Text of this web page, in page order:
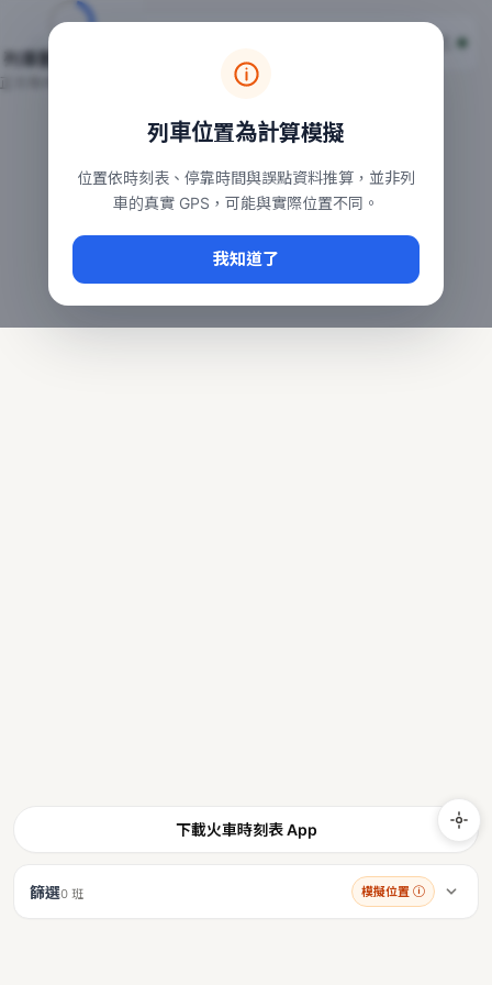
台鐵列車即時位置地圖
本頁顯示目前全台鐵運行中的列車位置，涵蓋自強、普悠瑪、
常用查詢：
、台中車站即時動態
台鐵即時動態
下載火車時刻表 App
篩選0 班 模擬位置 ⓘ
列車位置為計算模擬
位置依時刻表、停靠時間與誤點資料推算，並非列
車的真實 GPS，可能與實際位置不同。
我知道了
列車動態載入中…